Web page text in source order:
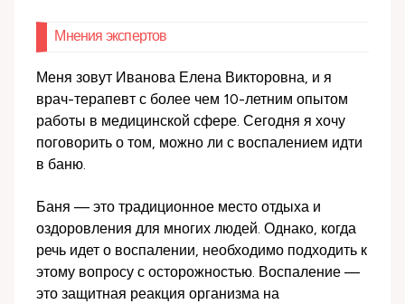
Мнения экспертов
Меня зовут Иванова Елена Викторовна, и я
врач-терапевт с более чем 10-летним опытом
работы в медицинской сфере. Сегодня я хочу
поговорить о том, можно ли с воспалением идти
в баню.
Баня — это традиционное место отдыха и
оздоровления для многих людей. Однако, когда
речь идет о воспалении, необходимо подходить к
этому вопросу с осторожностью. Воспаление —
это защитная реакция организма на